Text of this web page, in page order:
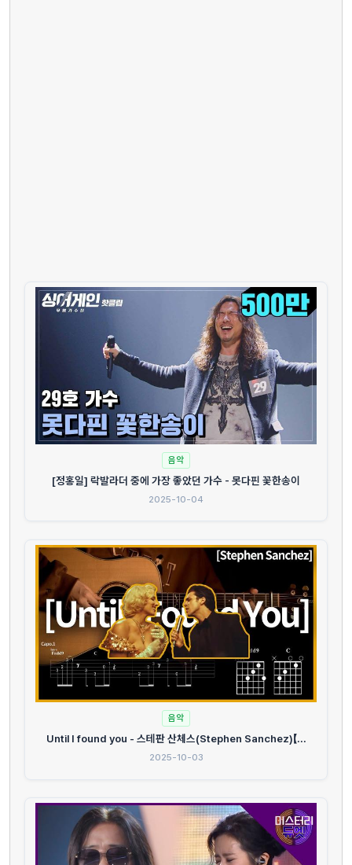
음악
[정홍일] 락발라더 중에 가장 좋았던 가수 - 못다핀 꽃한송이
2025-10-04
음악
Until I found you - 스테판 산체스(Stephen Sanchez)【...
2025-10-03